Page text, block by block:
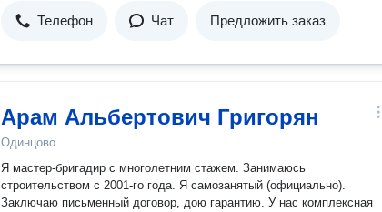
Телефон Чат Предложить заказ
Арам Альбертович Григорян
Одинцово
Я мастер-бригадир с многолетним стажем. Занимаюсь
строительством с 2001-го года. Я самозанятый (официально).
Заключаю письменный договор, дою гарантию. У нас комплексная